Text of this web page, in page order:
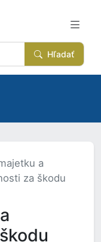
Hľadať
a
za škodu